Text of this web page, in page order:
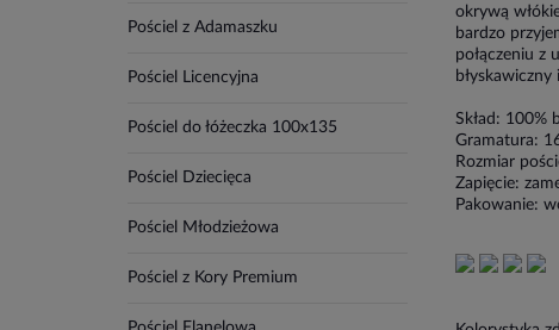
Pościel z Adamaszku
Pościel Licencyjna
Pościel do łóżeczka 100x135
Pościel Dziecięca
Pościel Młodzieżowa
Pościel z Kory Premium
okrywą
bardzo
połączeniu z
Skład: 100%
Gramatura:
Rozmiar
Zapięcie:
Pakowanie: